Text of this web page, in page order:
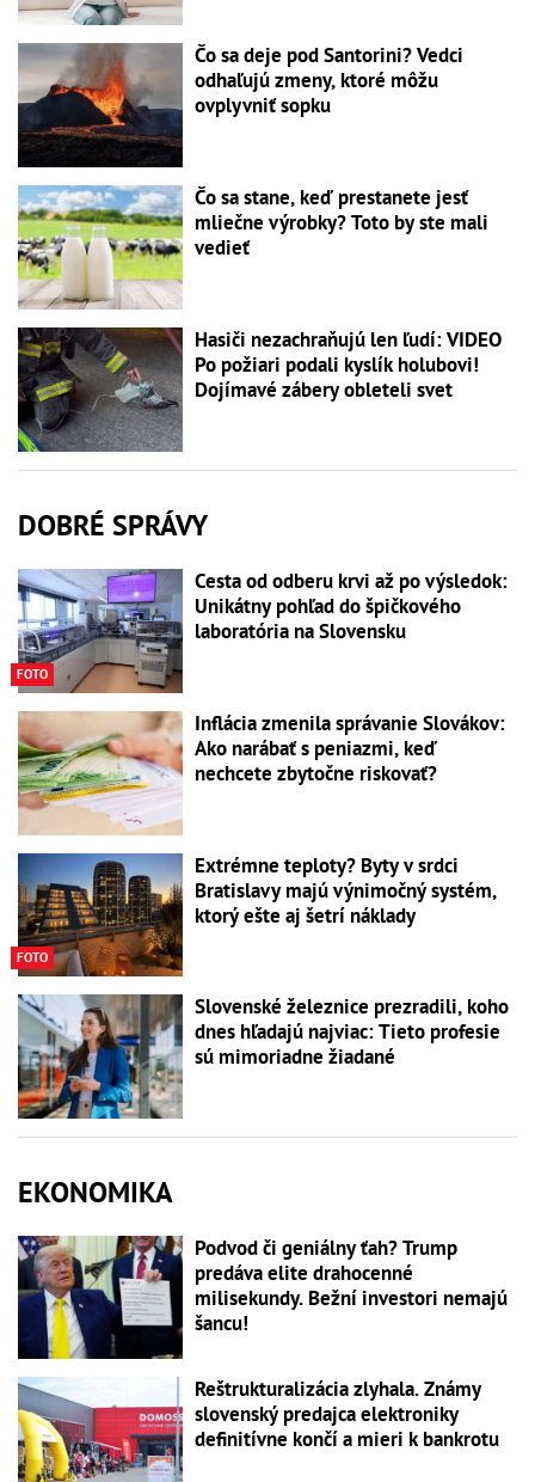
Čo sa deje pod Santorini? Vedci
odhaľujú zmeny, ktoré môžu
ovplyvniť sopku
Čo sa stane, keď prestanete jesť
mliečne výrobky? Toto by ste mali
vedieť
Hasiči nezachraňujú len ľudí: VIDEO
Po požiari podali kyslík holubovi!
Dojímavé zábery obleteli svet
DOBRÉ SPRÁVY
FOTO
Cesta od odberu krvi až po výsledok:
Unikátny pohľad do špičkového
laboratória na Slovensku
Inflácia zmenila správanie Slovákov:
Ako narábať s peniazmi, keď
nechcete zbytočne riskovať?
FOTO
Extrémne teploty? Byty v srdci
Bratislavy majú výnimočný systém,
ktorý ešte aj šetrí náklady
Slovenské železnice prezradili, koho
dnes hľadajú najviac: Tieto profesie
sú mimoriadne žiadané
EKONOMIKA
Podvod či geniálny ťah? Trump
predáva elite drahocenné
milisekundy. Bežní investori nemajú
šancu!
Reštrukturalizácia zlyhala. Známy
slovenský predajca elektroniky
definitívne končí a mieri k bankrotu